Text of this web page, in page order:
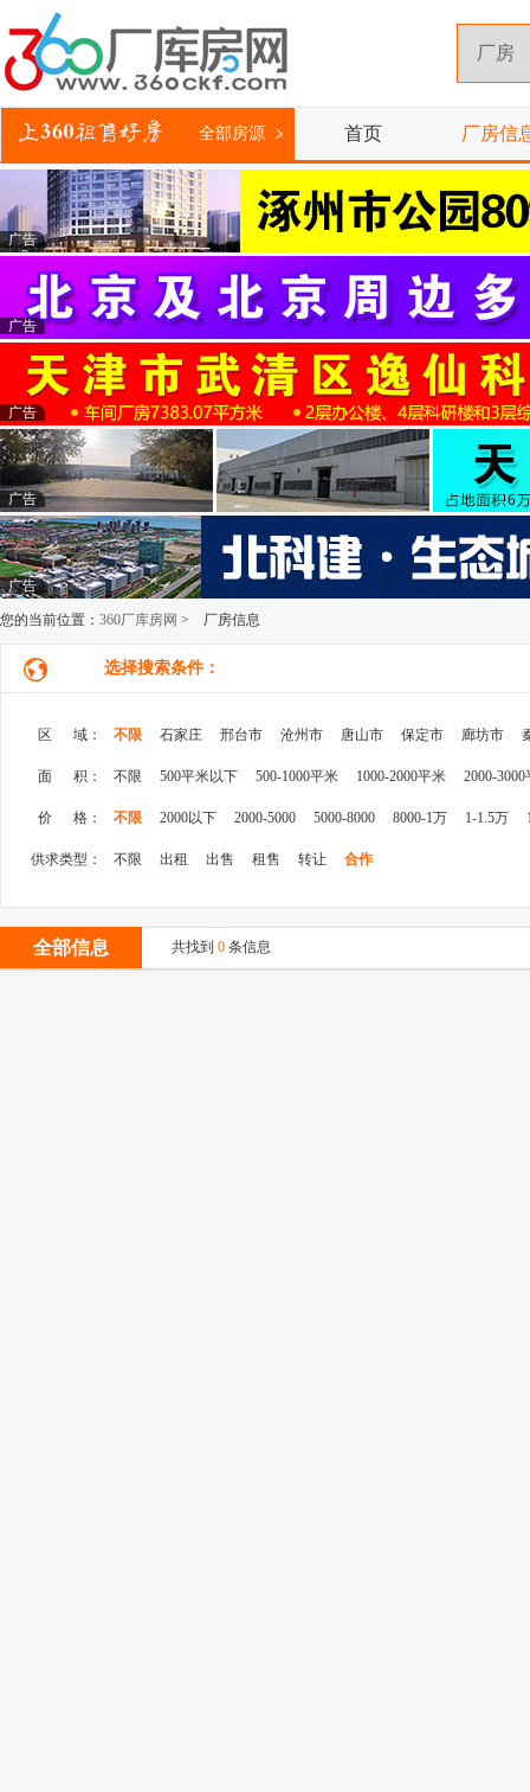
全部房源 首页 厂房信
广告
广告
广告
广告
广告
您的当前位置： 360厂库房网 > 厂房信息
选择搜索条件：
区 域： 不限 石家庄 邢台市 沧州市 唐山市 保定市 廊坊市
面 积： 不限 500平米以下 500-1000平米 1000-2000平米 2000-3000
价 格： 不限 2000以下 2000-5000 5000-8000 8000-1万 1-1.5万
供求类型： 不限 出租 出售 租售 转让 合作
全部信息 共找到 0 条信息